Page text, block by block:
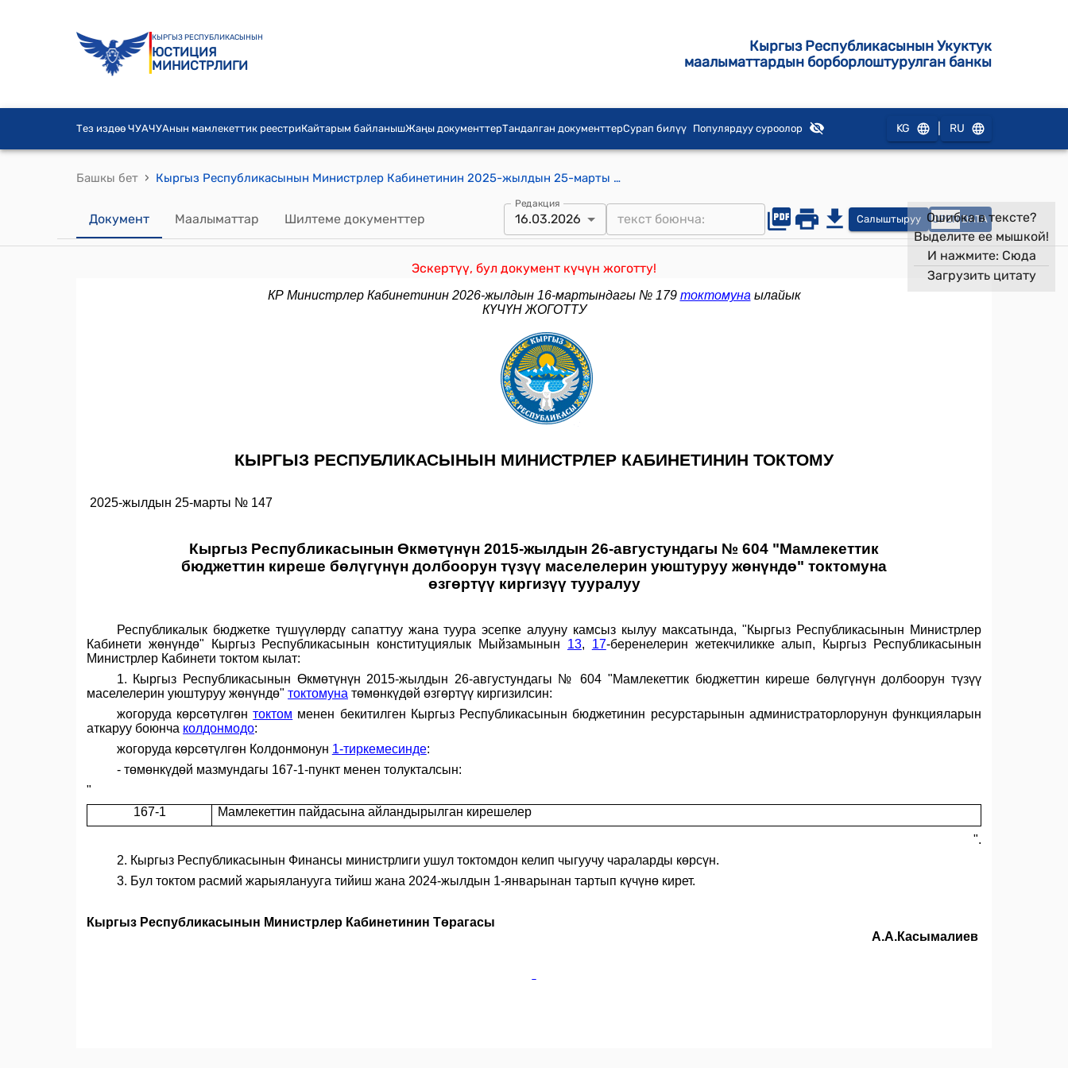
КЫРГЫЗ РЕСПУБЛИКАСЫНЫН
ЮСТИЦИЯ
МИНИСТРЛИГИ
Кыргыз Республикасынын Укуктук
маалыматтардын борборлоштурулган банкы
Тез издөө ЧУАЧУАнын мамлекеттик реестриКайтарым байланышЖаңы документтерТандалган документтерСурап билүү Популярдуу суроолор KG RU
Башкы бет › Кыргыз Республикасынын Министрлер Кабинетинин 2025-жылдын 25-марты № 147 "Кыргыз Республикасынын Өкмөтүнүн 2015-жылдын 26-августундагы № 604 "Мамлекеттик бюджеттин киреше бөлүгүнүн долбоорун түзүү маселелерин уюштуруу жөнүндө" токтомуна өзгөртүү киргизүү тууралуу" токтому
Документ Маалыматтар Шилтеме документтер
Редакция
16.03.2026 Салыштыруу OPEN DATA
Эскертүү, бул документ күчүн жоготту!
Ошибка в тексте?
Выделите ее мышкой!
И нажмите: Сюда
Загрузить цитату